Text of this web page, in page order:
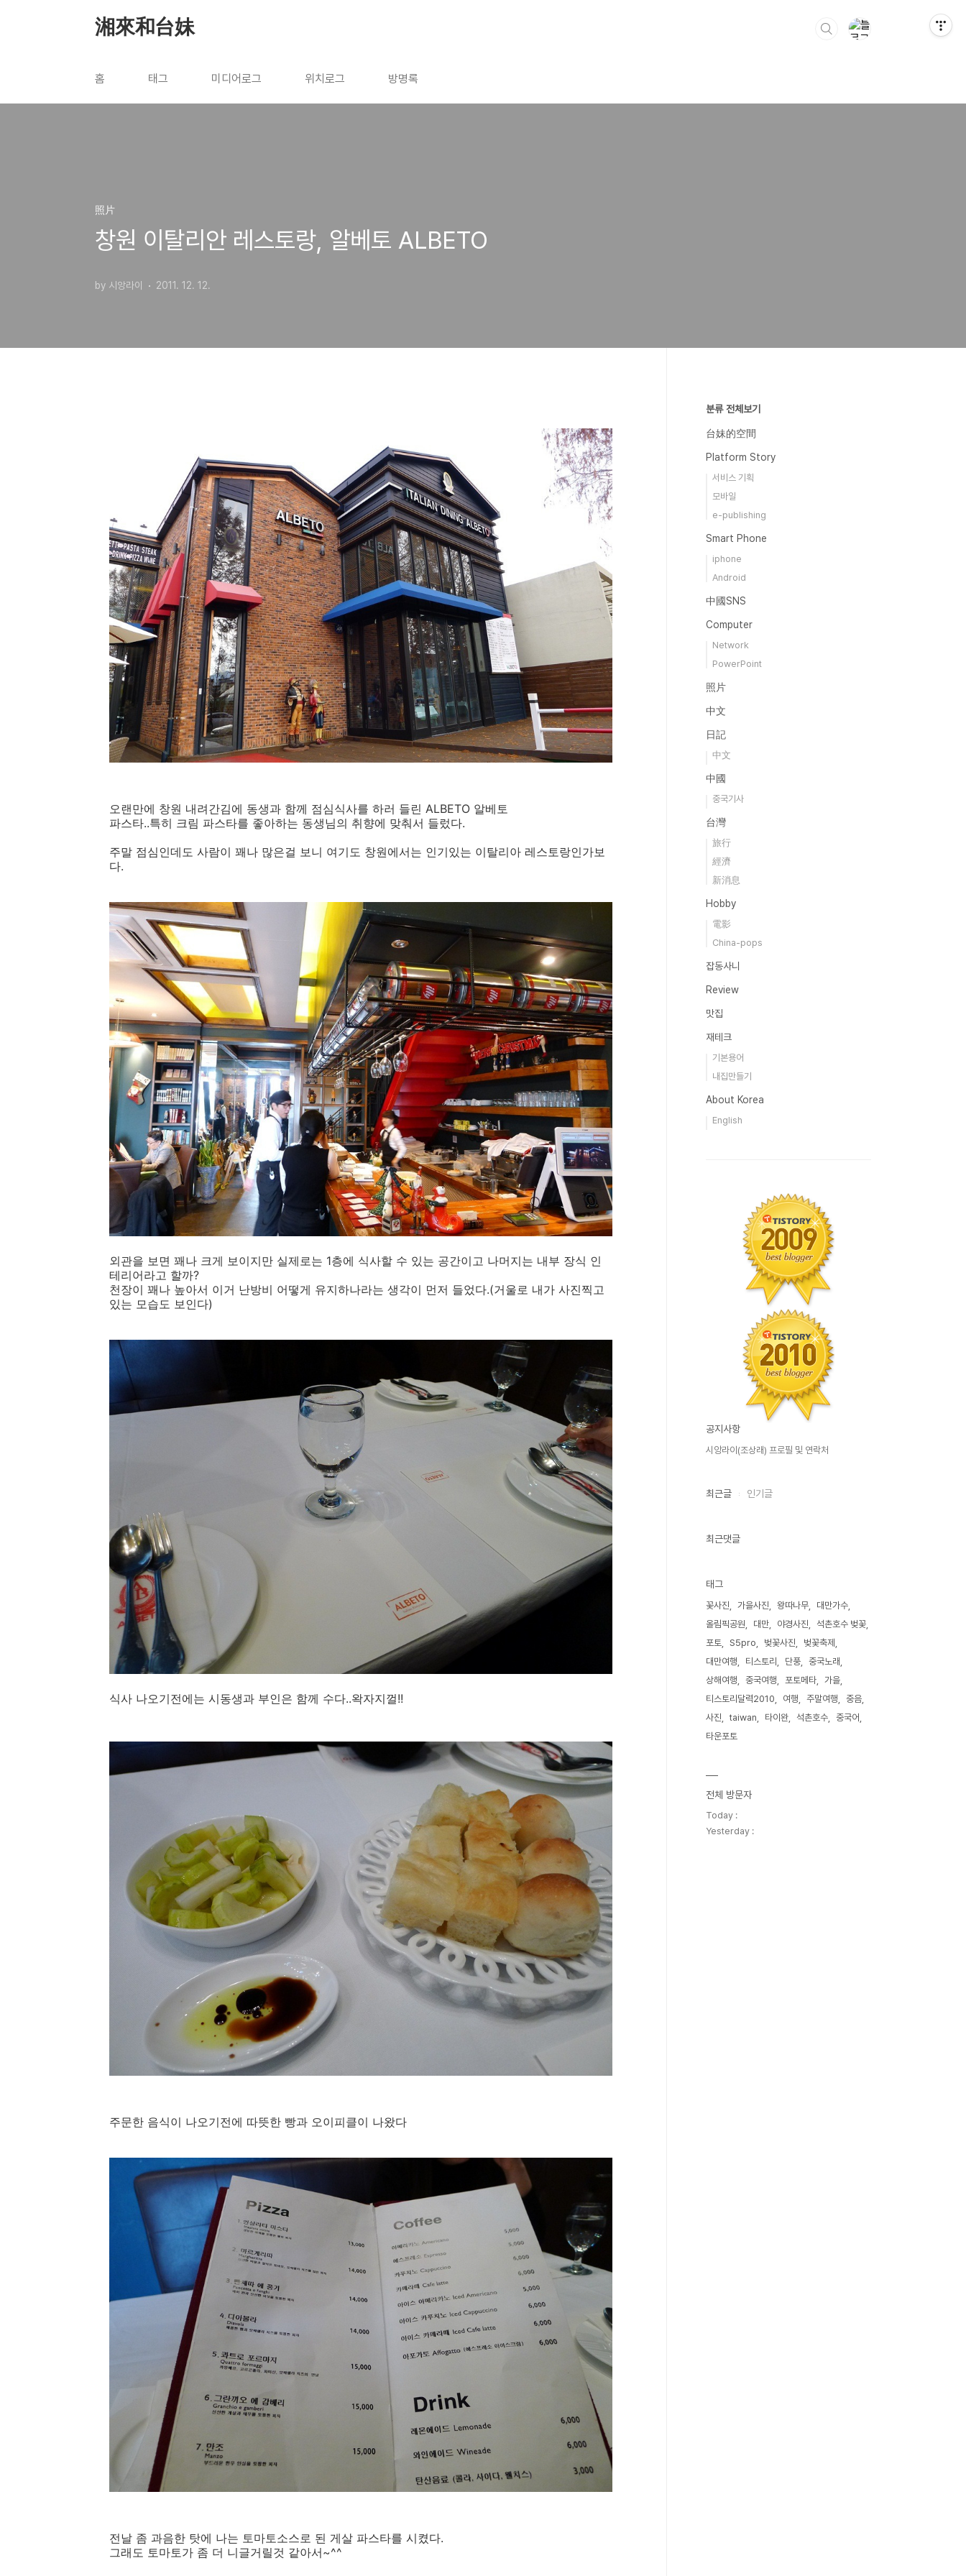
湘來和台妹
홈 태그 미디어로그 위치로그 방명록
照片
창원 이탈리안 레스토랑, 알베토 ALBETO
by 시앙라이 2011. 12. 12.
오랜만에 창원 내려간김에 동생과 함께 점심식사를 하러 들린 ALBETO 알베토
파스타..특히 크림 파스타를 좋아하는 동생님의 취향에 맞춰서 들렀다.
주말 점심인데도 사람이 꽤나 많은걸 보니 여기도 창원에서는 인기있는 이탈리아 레스토랑인가보
다.
외관을 보면 꽤나 크게 보이지만 실제로는 1층에 식사할 수 있는 공간이고 나머지는 내부 장식 인
테리어라고 할까?
천장이 꽤나 높아서 이거 난방비 어떻게 유지하나라는 생각이 먼저 들었다.(거울로 내가 사진찍고
있는 모습도 보인다)
식사 나오기전에는 시동생과 부인은 함께 수다..왁자지껄!!
주문한 음식이 나오기전에 따뜻한 빵과 오이피클이 나왔다
전날 좀 과음한 탓에 나는 토마토소스로 된 게살 파스타를 시켰다.
그래도 토마토가 좀 더 니글거릴것 같아서~^^
분류 전체보기
台妹的空間
Platform Story
서비스 기획
모바일
e-publishing
Smart Phone
iphone
Android
中國SNS
Computer
Network
PowerPoint
照片
中文
日記
中文
中國
중국기사
台灣
旅行
經濟
新消息
Hobby
電影
China-pops
잡동사니
Review
맛집
재테크
기본용어
내집만들기
About Korea
English
공지사항
시앙라이(조상래) 프로필 및 연락처
최근글 인기글
최근댓글
태그
꽃사진 가을사진 왕따나무
대만가수
올림픽공원
대만 야경사진
석촌호수 벚꽃
포토
S5pro 벚꽃사진
벚꽃축제
대만여행
티스토리 단풍
중국노래
상해여행
중국여행 포토메타
가을
티스토리달력2010
여행 주말여행
중음
사진
taiwan 타이완 석촌호수
중국어
타운포토
전체 방문자
Today :
Yesterday :